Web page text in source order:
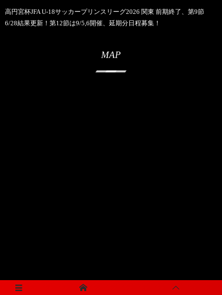
高円宮杯JFA U-18サッカープリンスリーグ2026 関東 前期終了、第9節
6/28結果更新！第12節は9/5,6開催、延期分日程募集！
MAP